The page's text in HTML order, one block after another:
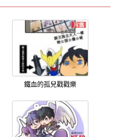
鐵血的孤兒戳戳樂